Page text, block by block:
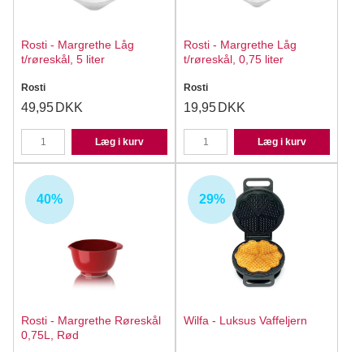
Rosti - Margrethe Låg
t/røreskål, 5 liter
Rosti
49,95 DKK
Læg i kurv
Rosti - Margrethe Låg
t/røreskål, 0,75 liter
Rosti
19,95 DKK
Læg i kurv
UDSOLGT
40%
Rosti - Margrethe Røreskål
0,75L, Rød
29%
Wilfa - Luksus Vaffeljern